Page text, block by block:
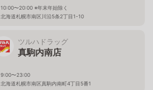
10:00〜20:00 ※年末年始除く
北海道札幌市南区川沿5条2丁目1-10
ツルハドラッグ
真駒内南店
9:00〜23:00
北海道札幌市南区真駒内南町4丁目5番1